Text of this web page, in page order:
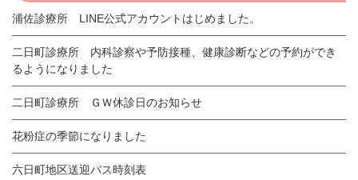
浦佐診療所 LINE公式アカウントはじめました。
二日町診療所 内科診察や予防接種、健康診断などの予約ができ
るようになりました
二日町診療所 ＧＷ休診日のお知らせ
花粉症の季節になりました
六日町地区送迎バス時刻表